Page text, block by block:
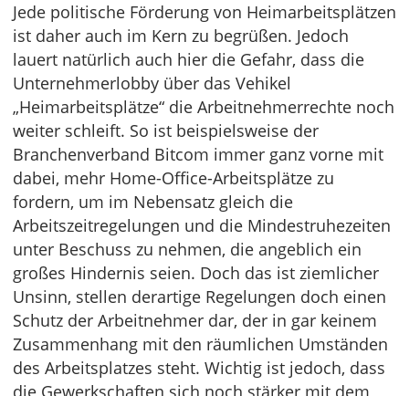
Jede politische Förderung von Heimarbeitsplätzen
ist daher auch im Kern zu begrüßen. Jedoch
lauert natürlich auch hier die Gefahr, dass die
Unternehmerlobby über das Vehikel
„Heimarbeitsplätze“ die Arbeitnehmerrechte noch
weiter schleift. So ist beispielsweise der
Branchenverband Bitcom immer ganz vorne mit
dabei, mehr Home-Office-Arbeitsplätze zu
fordern, um im Nebensatz gleich die
Arbeitszeitregelungen und die Mindestruhezeiten
unter Beschuss zu nehmen, die angeblich ein
großes Hindernis seien. Doch das ist ziemlicher
Unsinn, stellen derartige Regelungen doch einen
Schutz der Arbeitnehmer dar, der in gar keinem
Zusammenhang mit den räumlichen Umständen
des Arbeitsplatzes steht. Wichtig ist jedoch, dass
die Gewerkschaften sich noch stärker mit dem